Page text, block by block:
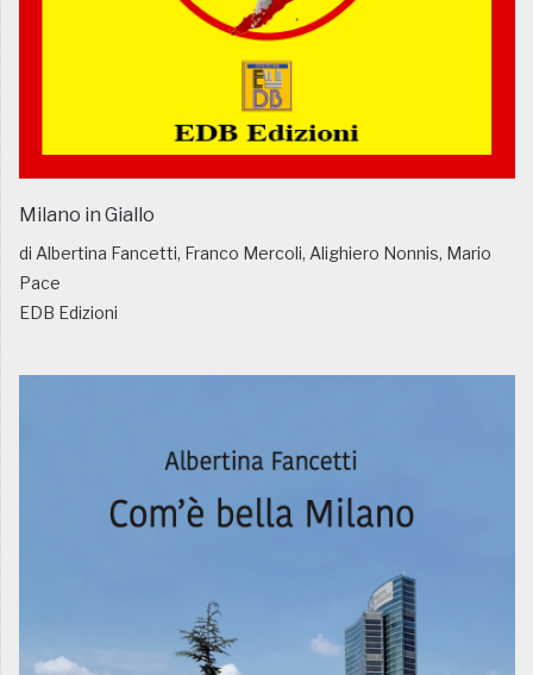
Milano in Giallo
di Albertina Fancetti, Franco Mercoli, Alighiero Nonnis, Mario
Pace
EDB Edizioni